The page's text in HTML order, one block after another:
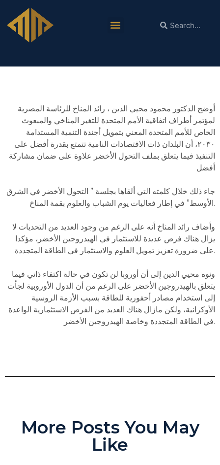
دكتور محمود محيي الدين: فرص واعدة للاستثمار في
الهيدروجين الأخضر
أوضح الدكتور محمود محيي الدين ، رائد المناخ للرئاسة المصرية
لمؤتمر أطراف اتفاقية الأمم المتحدة للتغير المناخي والمبعوث
الخاص للأمم المتحدة المعني بتمويل أجندة التنمية المستدامة
٢٠٣٠، أن البلدان ذات الاقتصادات النامية تتمتع بقدرة أفضل على
التنفيذ فيما يتعلق بملف التحول الأخضر علاوة على ضمان مشاركة
أفضل
جاء ذلك خلال كلمته التي ألقاها بجلسة ” التحول الأخضر في الشرق
الأوسط” في إطار فعاليات يوم الشباب والعلوم بقمة المناخ.
وأضاف رائد المناخ أنه على الرغم من وجود العديد من التحديات لا
يزال هناك فرص عديدة للاستثمار في الهيدروجين الأخضر، مؤكدا
على ضرورة تعزيز تمويل العلوم والاستثمار في الطاقة المتجددة.
ونوه محيي الدين إلى أن أوروبا لن تكون في حالة اكتفاء ذاتي فيما
يتعلق بالهيدروجين الأخضر على الرغم من أن الدول الأوروبية لجأت
إلى استخدام مصادر أحفورية للطاقة بسبب الأزمة الروسية
الأوكرانية، ولكن مازال هناك العديد من الفرص الاستثمارية الواعدة
في الطاقة المتجددة وخاصة الهيدروجين الأخضر.
More Posts You May
Like